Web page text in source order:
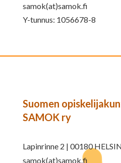
samok(at)samok.fi
Y-tunnus: 1056678-8
Suomen
SAMOK ry
Lapinrinne 2 | 00180
samok(at)samok.fi